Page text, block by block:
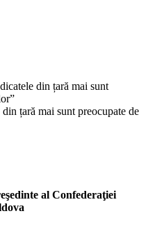
din țară mai sunt
al Confederaţiei